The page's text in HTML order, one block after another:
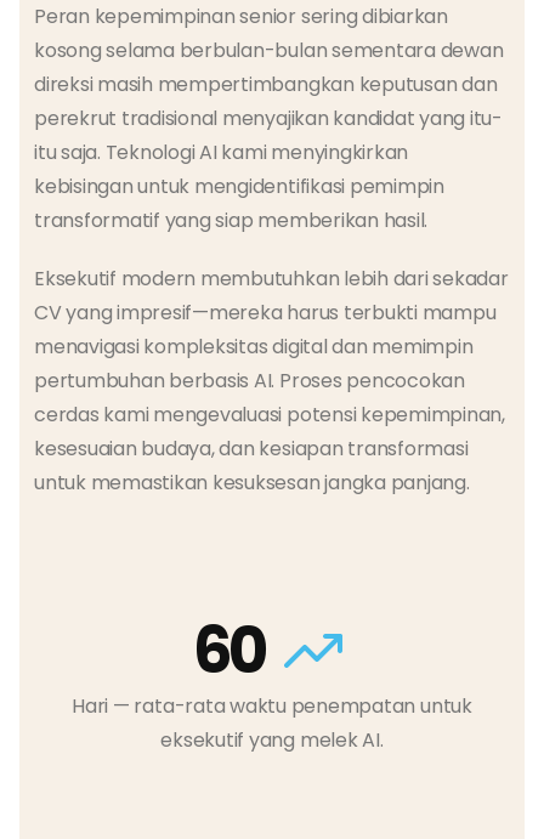
Peran kepemimpinan senior sering dibiarkan
kosong selama berbulan-bulan sementara dewan
direksi masih mempertimbangkan keputusan dan
perekrut tradisional menyajikan kandidat yang itu-
itu saja. Teknologi AI kami menyingkirkan
kebisingan untuk mengidentifikasi pemimpin
transformatif yang siap memberikan hasil.
Eksekutif modern membutuhkan lebih dari sekadar
CV yang impresif—mereka harus terbukti mampu
menavigasi kompleksitas digital dan memimpin
pertumbuhan berbasis AI. Proses pencocokan
cerdas kami mengevaluasi potensi kepemimpinan,
kesesuaian budaya, dan kesiapan transformasi
untuk memastikan kesuksesan jangka panjang.
60
Hari — rata-rata waktu penempatan untuk
eksekutif yang melek AI.